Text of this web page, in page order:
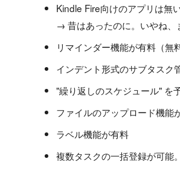
Kindle Fire向けのアプリは無
→ 昔はあったのに。いやね、
リマインダー機能が有料（無
インデント形式のサブタスク
"繰り返しのスケジュール" を
ファイルのアップロード機能
ラベル機能が有料
複数タスクの一括登録が可能